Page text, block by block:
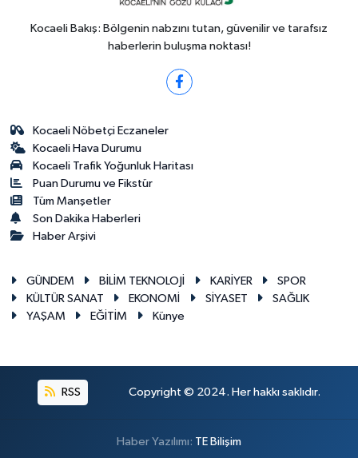
Kocaeli Bakış: Bölgenin nabzını tutan, güvenilir ve tarafsız
haberlerin buluşma noktası!
Kocaeli Nöbetçi Eczaneler
Kocaeli Hava Durumu
Kocaeli Trafik Yoğunluk Haritası
Puan Durumu ve Fikstür
Tüm Manşetler
Son Dakika Haberleri
Haber Arşivi
GÜNDEM BİLİM TEKNOLOJİ KARİYER
SPOR
KÜLTÜR SANAT
EKONOMİ SİYASET
SAĞLIK
YAŞAM
EĞİTİM Künye
RSS Copyright © 2024. Her hakkı saklıdır.
Haber Yazılımı: TE Bilişim